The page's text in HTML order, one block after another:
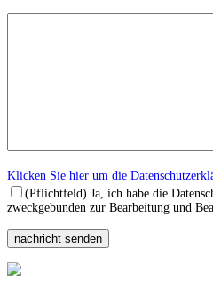
Klicken Sie hier um die
(Pflichtfeld) Ja, ich habe die
zweckgebunden zur Bearbeitung und